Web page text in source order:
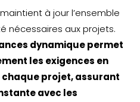
à jour l’ensemble
nécessaires aux projets.
dynamique permet
les exigences en
projet, assurant
avec les